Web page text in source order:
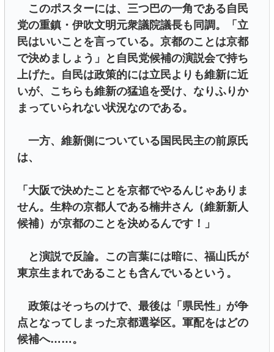
このポスターには、三つ巴の一角である自民
党の重鎮・伊吹文明元衆議院議長も同調。「立
民はいいことを言っている。京都のことは京都
で決めましょう」と自民党候補の演説会で持ち
上げた。自民は政策的には立民よりも維新に近
いが、こちらも維新の猛追を受け、なりふりか
まっていられない状況なのである。
一方、維新側についている国民民主の前原氏
は、
「大阪で決めたことを京都でやるんじゃありま
せん。生粋の京都人である楠井さん（維新新人
候補）が京都のことを決めるんです！」
と演説で反論。この言葉には暗に、福山氏が
東京生まれであることも含んでいるという。
政策はそっちのけで、最後は「県民性」が争
点となってしまった京都選挙区。軍配をはどの
候補へ……。